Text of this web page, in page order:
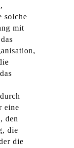
solche
mit
eine
den
die
die